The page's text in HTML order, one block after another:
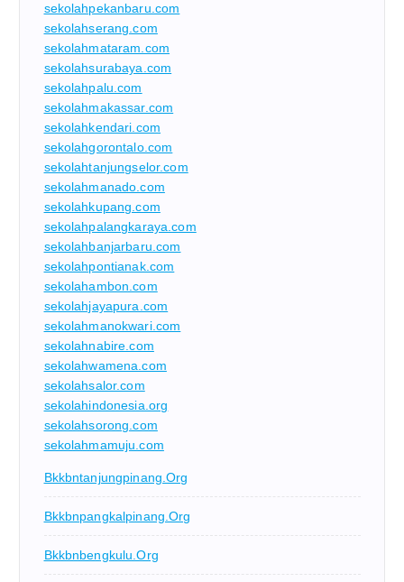
sekolahpekanbaru.com
sekolahserang.com
sekolahmataram.com
sekolahsurabaya.com
sekolahpalu.com
sekolahmakassar.com
sekolahkendari.com
sekolahgorontalo.com
sekolahtanjungselor.com
sekolahmanado.com
sekolahkupang.com
sekolahpalangkaraya.com
sekolahbanjarbaru.com
sekolahpontianak.com
sekolahambon.com
sekolahjayapura.com
sekolahmanokwari.com
sekolahnabire.com
sekolahwamena.com
sekolahsalor.com
sekolahindonesia.org
sekolahsorong.com
sekolahmamuju.com
Bkkbntanjungpinang.org
Bkkbnpangkalpinang.org
Bkkbnbengkulu.org